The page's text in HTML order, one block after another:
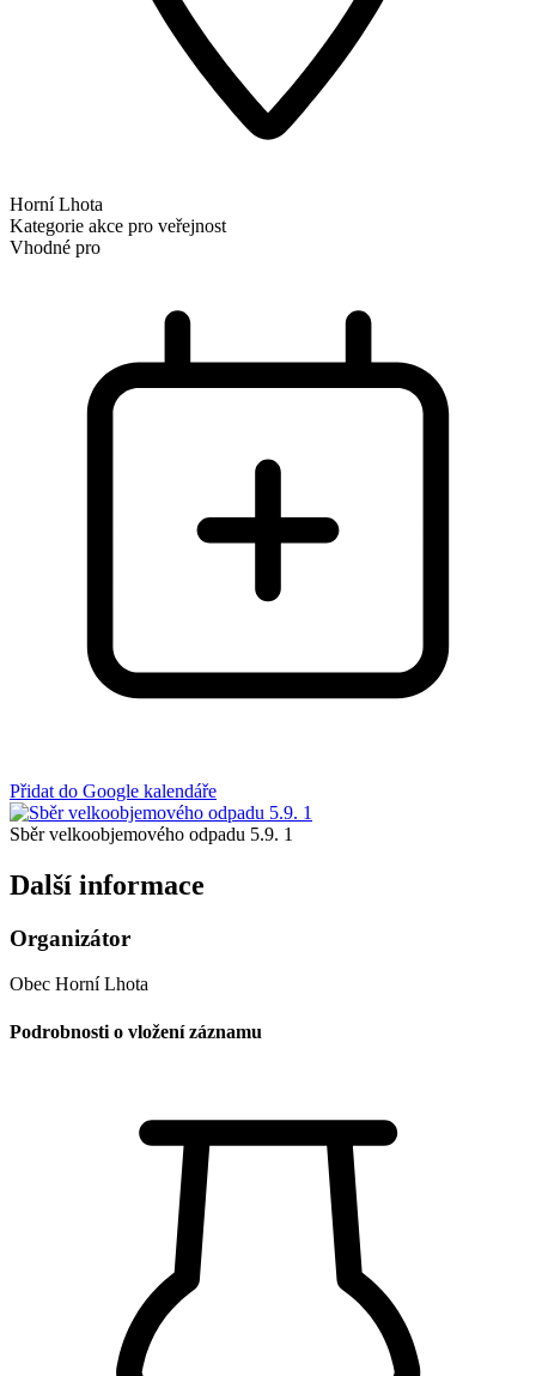
Horní Lhota
Kategorie akce pro veřejnost
Vhodné pro
Přidat do Google kalendáře
Sběr velkoobjemového odpadu 5.9. 1
Další informace
Organizátor
Obec Horní Lhota
Podrobnosti o vložení záznamu